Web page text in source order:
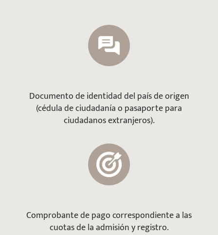
Documento de identidad del país de origen
(cédula de ciudadanía o pasaporte para
ciudadanos extranjeros).
Comprobante de pago correspondiente a las
cuotas de la admisión y registro.